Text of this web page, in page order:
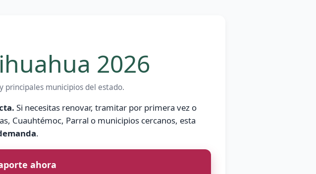
2026
principales municipios del estado.
Si necesitas renovar, tramitar por primera vez o
Cuauhtémoc, Parral o municipios cercanos, esta
.
ahora